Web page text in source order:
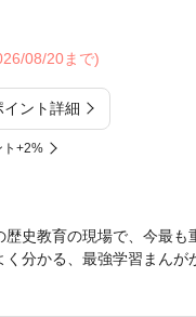
08/20まで)
イント詳細
ト+2%
史教育の現場で、今最
く分かる、最強学習まん
籍版。第13巻は「近代国